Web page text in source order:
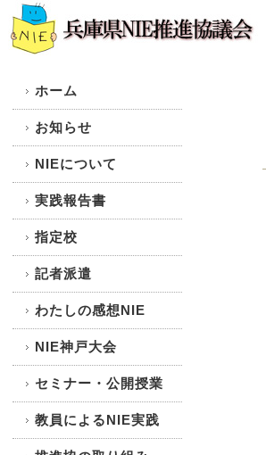
ホーム
お知らせ
NIEについて
実践報告書
指定校
記者派遣
わたしの感想NIE
NIE神戸大会
セミナー・公開授業
教員によるNIE実践